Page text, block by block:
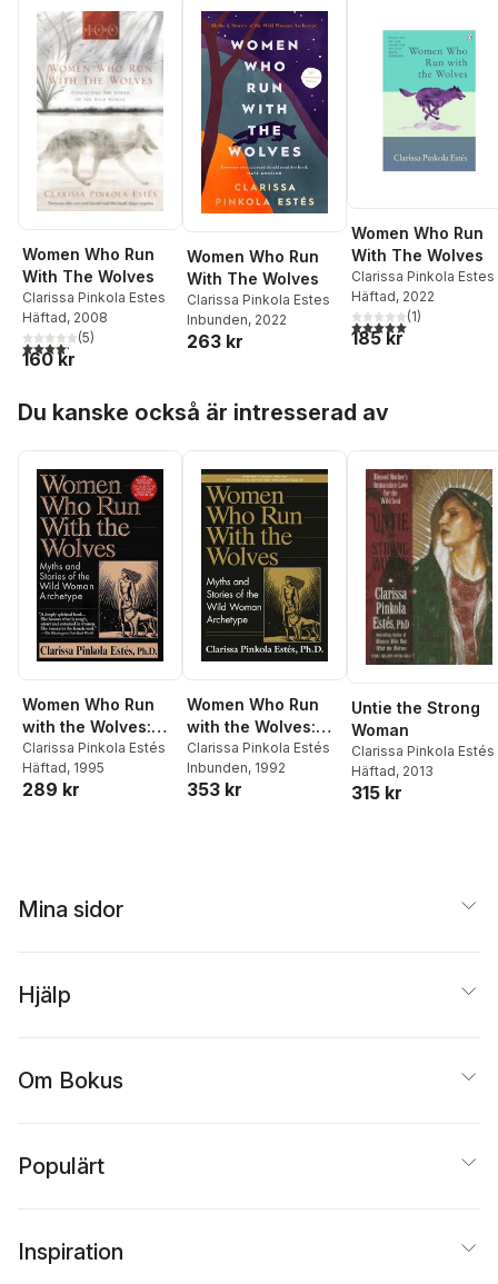
Women Who Run
With The Wolves
Clarissa Pinkola Estes
Häftad, 2008
4,2utav 5 stjärnor. Totalt antal röster:
(5)
160 kr
Women Who Run
With The Wolves
Clarissa Pinkola Estes
Inbunden, 2022
263 kr
Women Who Run
With The Wolves
Clarissa Pinkola Estes
Häftad, 2022
5,0utav 5 stjärnor.
(1)
185 kr
Du kanske också är intresserad av
Women Who Run
with the Wolves:
Myths and Stories
of the Wild Woman
Archetype
Clarissa Pinkola Estés
Häftad, 1995
289 kr
Women Who Run
with the Wolves:
Myths and Stories
of the Wild Woman
Archetype
Clarissa Pinkola Estés
Inbunden, 1992
353 kr
Untie the Strong
Woman
Clarissa Pinkola Estés
Häftad, 2013
315 kr
Mina sidor
Hjälp
Om Bokus
Populärt
Inspiration